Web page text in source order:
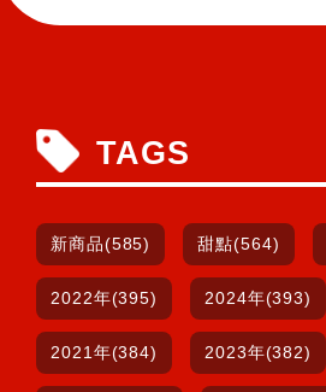
TAGS
新商品(585) 甜點(564)
2022年(395) 2024年(393)
2021年(384) 2023年(382)